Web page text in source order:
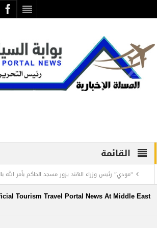
القائمة
“مودي” رئيس وزراء الهند يزور مسجد الحاكم بأمر الله
رئيس البعثة الرسمية للحج يتفقد مقر بعثة السياحة
Tourism Travel Portal News At Middle East